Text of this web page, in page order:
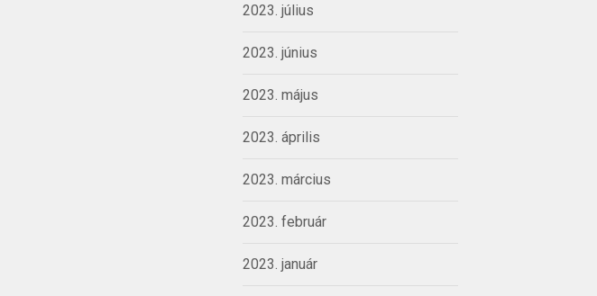
2023. július
2023. június
2023. május
2023. április
2023. március
2023. február
2023. január